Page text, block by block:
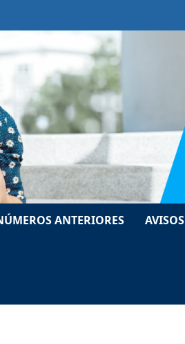
ANTERIORES AVISOS